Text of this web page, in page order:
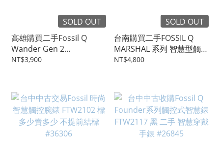
SOLD OUT
高雄購買二手Fossil Q
Wander Gen 2
Smartwatch 45mm Rose
NT$3,900
SOLD OUT
台南購買二手FOSSIL Q
MARSHAL 系列 智慧型觸控
腕錶 橡膠黑色 45mm
NT$4,800